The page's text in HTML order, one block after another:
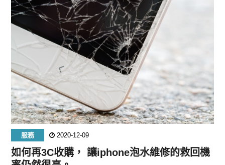
服務 2020-12-09
如何再3C收購， 讓iphone泡水維修的救回機